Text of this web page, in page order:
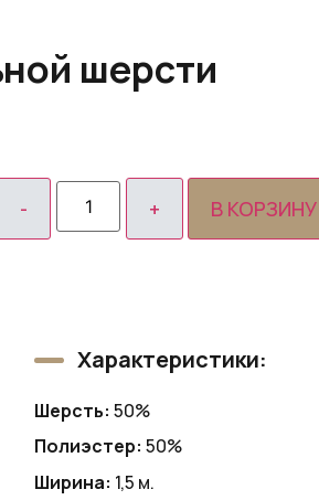
шерсти
В КОРЗИНУ
Характеристики:
Шерсть: 50%
Полиэстер: 50%
Ширина: 1,5 м.